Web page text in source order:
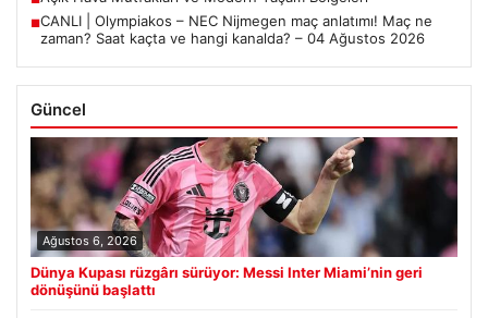
■CANLI | Olympiakos – NEC Nijmegen maç anlatımı! Maç ne
zaman? Saat kaçta ve hangi kanalda? – 04 Ağustos 2026
Güncel
Ağustos 6, 2026
Dünya Kupası rüzgârı sürüyor: Messi Inter Miami’nin geri
dönüşünü başlattı